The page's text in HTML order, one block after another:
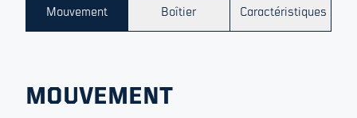
professionnels travaillant à travers et synchronisant
plusieurs fuseaux horaires. Le nouveau Worldtimer revient
Mouvement Boîtier Caractéristiques
MOUVEMENT